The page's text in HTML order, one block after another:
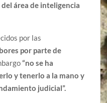
área de inteligencia
por las
por parte de
“no se ha
y tenerlo a la mano y
judicial”.